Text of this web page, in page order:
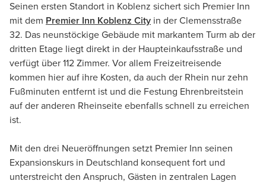
Seinen ersten Standort in Koblenz sichert sich Premier Inn
mit dem Premier Inn Koblenz City in der Clemensstraße
32. Das neunstöckige Gebäude mit markantem Turm ab der
dritten Etage liegt direkt in der Haupteinkaufsstraße und
verfügt über 112 Zimmer. Vor allem Freizeitreisende
kommen hier auf ihre Kosten, da auch der Rhein nur zehn
Fußminuten entfernt ist und die Festung Ehrenbreitstein
auf der anderen Rheinseite ebenfalls schnell zu erreichen
ist.
Mit den drei Neueröffnungen setzt Premier Inn seinen
Expansionskurs in Deutschland konsequent fort und
unterstreicht den Anspruch, Gästen in zentralen Lagen